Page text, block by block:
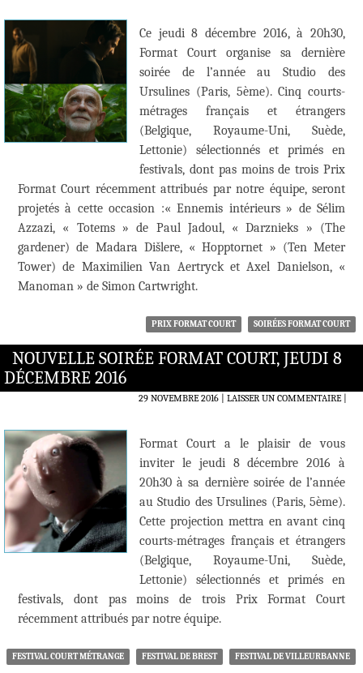
Ce jeudi 8 décembre 2016, à 20h30,
Format Court organise sa dernière
soirée de l’année au Studio des
Ursulines (Paris, 5ème). Cinq courts-
métrages français et étrangers
(Belgique, Royaume-Uni, Suède,
Lettonie) sélectionnés et primés en
festivals, dont pas moins de trois Prix
Format Court récemment attribués par notre équipe, seront
projetés à cette occasion :« Ennemis intérieurs » de Sélim
Azzazi, « Totems » de Paul Jadoul, « Darznieks » (The
gardener) de Madara Dišlere, « Hopptornet » (Ten Meter
Tower) de Maximilien Van Aertryck et Axel Danielson, «
Manoman » de Simon Cartwright.
PRIX FORMAT COURT SOIRÉES FORMAT COURT
NOUVELLE SOIRÉE FORMAT COURT, JEUDI 8
DÉCEMBRE 2016
29 NOVEMBRE 2016 LAISSER UN COMMENTAIRE|
Format Court a le plaisir de vous
inviter le jeudi 8 décembre 2016 à
20h30 à sa dernière soirée de l’année
au Studio des Ursulines (Paris, 5ème).
Cette projection mettra en avant cinq
courts-métrages français et étrangers
(Belgique, Royaume-Uni, Suède,
Lettonie) sélectionnés et primés en
festivals, dont pas moins de trois Prix Format Court
récemment attribués par notre équipe.
FESTIVAL COURT MÉTRANGE FESTIVAL DE BREST FESTIVAL DE VILLEURBANNE